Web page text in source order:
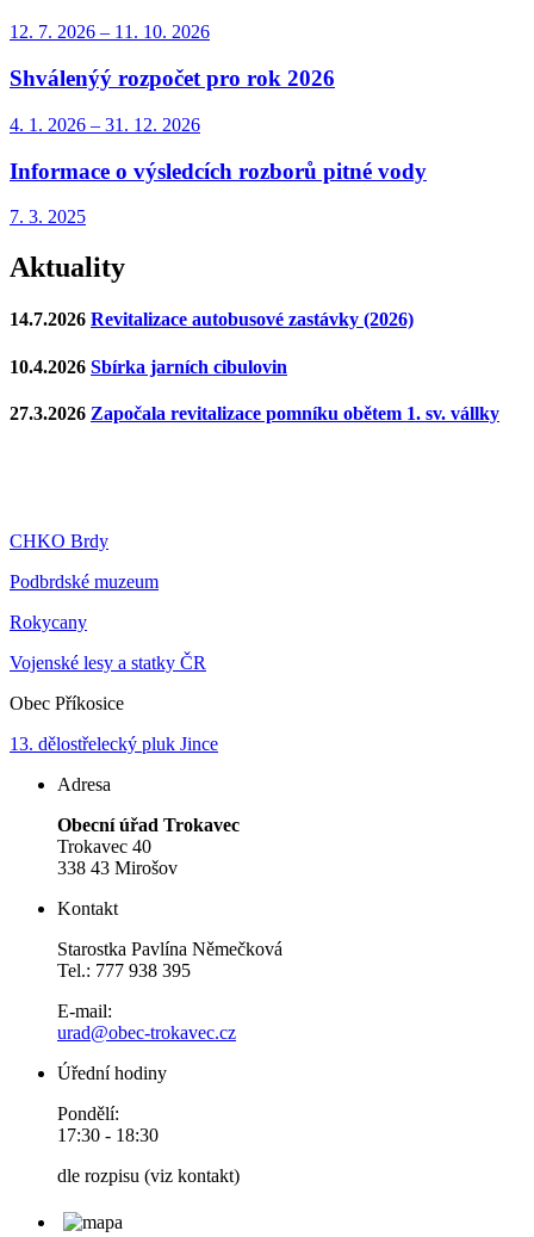
12. 7. 2026 – 11. 10. 2026
Shválenýý rozpočet pro rok 2026
4. 1. 2026 – 31. 12. 2026
Informace o výsledcích rozborů pitné vody
7. 3. 2025
Aktuality
14.7.2026 Revitalizace autobusové zastávky (2026)
10.4.2026 Sbírka jarních cibulovin
27.3.2026 Započala revitalizace pomníku obětem 1. sv. vállky
CHKO Brdy
Podbrdské muzeum
Rokycany
Vojenské lesy a statky ČR
Obec Příkosice
13. dělostřelecký pluk Jince
Adresa
Obecní úřad Trokavec
Trokavec 40
338 43 Mirošov
Kontakt
Starostka Pavlína Němečková
Tel.: 777 938 395
E-mail:
urad@obec-trokavec.cz
Úřední hodiny
Pondělí:
17:30 - 18:30
dle rozpisu (viz kontakt)